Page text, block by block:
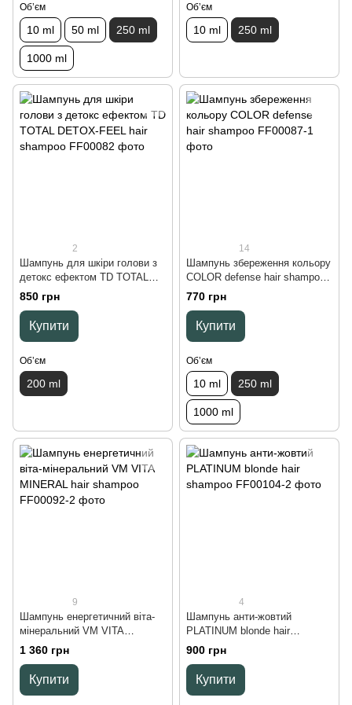
Обʼєм
10 ml 50 ml 250 ml
1000 ml
Обʼєм
10 ml 250 ml
2
Шампунь для шкіри голови з
детокс ефектом TD TOTAL
DETOX-FEEL hair shampoo,
200 ml
850 грн
Купити
Обʼєм
200 ml
14
Шампунь збереження кольору
COLOR defense hair shampoo,
250 ml
770 грн
Купити
Обʼєм
10 ml 250 ml
1000 ml
9
Шампунь енергетичний віта-
мінеральний VM VITA
MINERAL hair shampoo, 300
1 360 грн
Купити
4
Шампунь анти-жовтий
PLATINUM blonde hair
shampoo, 250 ml
900 грн
Купити